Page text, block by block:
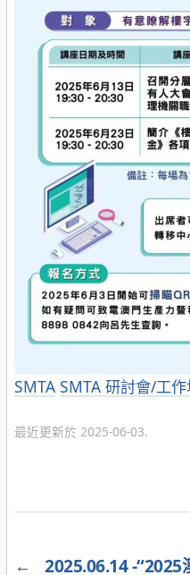
分
SMTA SMTA 研討會/工
最近更新於 2025-06-03.
←
2025.06.14 -“2025